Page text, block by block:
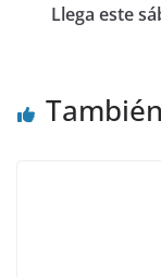
Llega este